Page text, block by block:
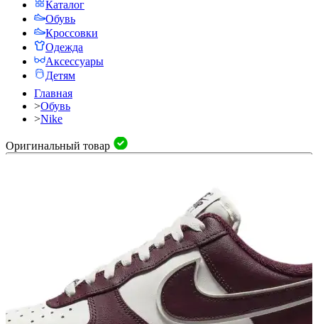
Каталог
Обувь
Кроссовки
Одежда
Аксессуары
Детям
Главная
>Обувь
>Nike
Оригинальный товар